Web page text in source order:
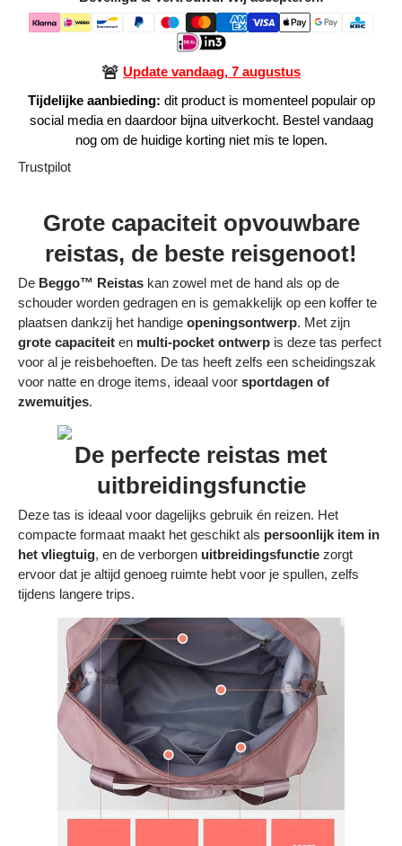
Alle Producten
Alle collecties
Blogs
Contact
Over ons
Privacy policy
Alle categorieën
Bestelling volgen
Vacatures bij Middo
Veelgestelde vragen
Servicevoorwaarden
Betaalmogelijkheden
Bestelling herroepen
Ruilen en retourneren
Bestellingen & levering
Algemene voorwaarden
Wij steunen KWF, doe je mee?
🚨 Update vandaag, 7 augustus
Tijdelijke aanbieding: dit product is momenteel populair op
social media en daardoor bijna uitverkocht. Bestel vandaag
nog om de huidige korting niet mis te lopen.
Trustpilot
Grote capaciteit opvouwbare
reistas, de beste reisgenoot!
De Beggo™ Reistas kan zowel met de hand als op de
schouder worden gedragen en is gemakkelijk op een koffer te
plaatsen dankzij het handige openingsontwerp. Met zijn
grote capaciteit en multi-pocket ontwerp is deze tas perfect
voor al je reisbehoeften. De tas heeft zelfs een scheidingszak
voor natte en droge items, ideaal voor sportdagen of
zwemuitjes.
De perfecte reistas met
uitbreidingsfunctie
Deze tas is ideaal voor dagelijks gebruik én reizen. Het
compacte formaat maakt het geschikt als persoonlijk item in
het vliegtuig, en de verborgen uitbreidingsfunctie zorgt
ervoor dat je altijd genoeg ruimte hebt voor je spullen, zelfs
tijdens langere trips.